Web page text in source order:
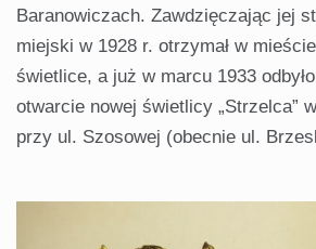
Baranowiczach. Zawdzięczając jej
miejski w 1928 r. otrzymał w
świetlice, a już w marcu 1933
otwarcie nowej świetlicy „Strzelca”
przy ul. Szosowej (obecnie ul.